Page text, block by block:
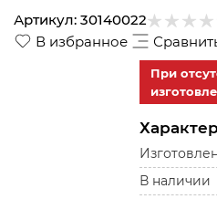
В избранное
Артикул: 30140022
При
В наличии